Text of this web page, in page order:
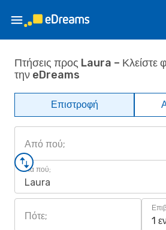
Πτήσεις προς Laura – Κλείστε
την eDreams
Επιστροφή
Από πού;
Για πού;
Laura
Πότε; 1